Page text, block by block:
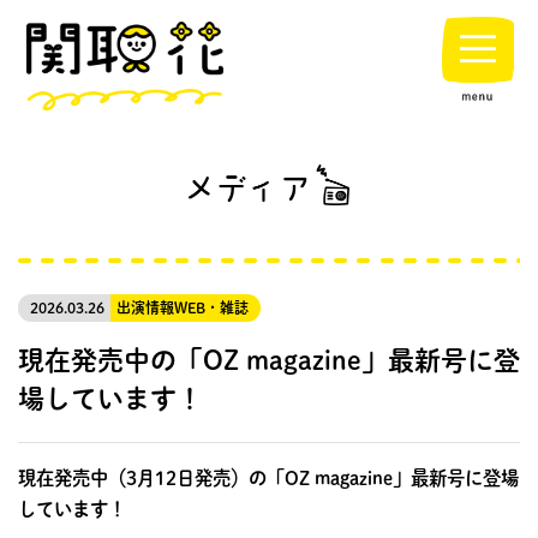
2026.03.26 出演情報WEB・雑誌
現在発売中の「OZ magazine」最新号に登
場しています！
現在発売中（3月12日発売）の「OZ magazine」最新号に登場
しています！